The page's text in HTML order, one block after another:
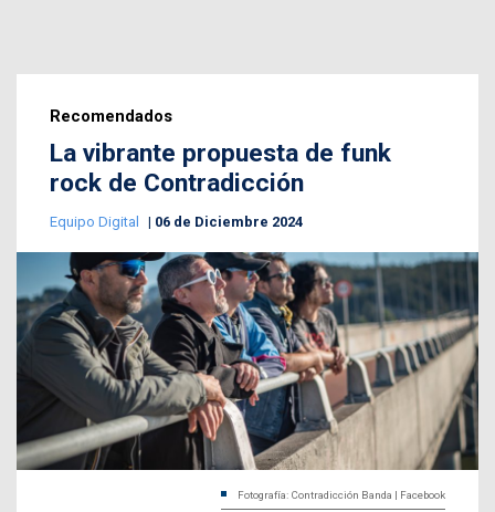
Recomendados
La vibrante propuesta de funk
rock de Contradicción
Equipo Digital 06 de Diciembre 2024
Fotografía: Contradicción Banda | Facebook